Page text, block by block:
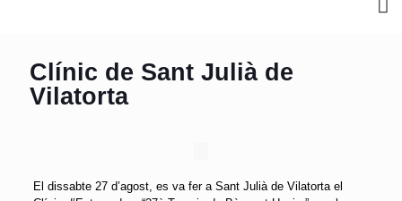
Clínic de Sant Julià de
Vilatorta
El dissabte 27 d’agost, es va fer a Sant Julià de Vilatorta el